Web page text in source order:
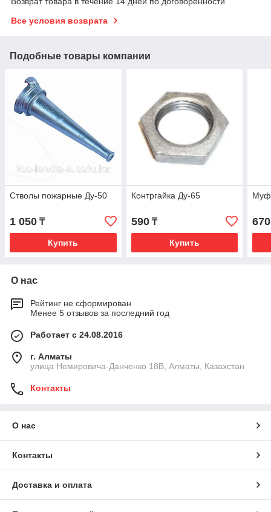
Все условия возврата
Подобные товары компании
Стволы пожарные Ду-50
1 050 ₸
Купить
Контргайка Ду-65
590₸
Купить
670
О нас
Рейтинг не сформирован
Менее 5 отзывов за последний год
Работает с 24.08.2016
г. Алматы
улица Немировича-Данченко 18В, Алматы, Казахстан
Контакты
О нас
Контакты
Доставка и оплата